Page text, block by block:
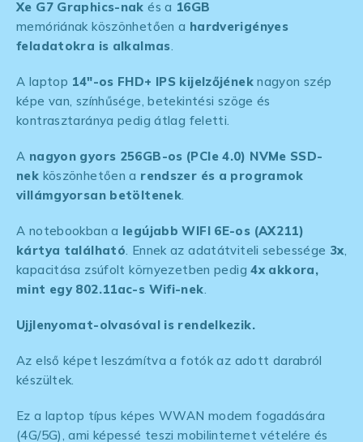
Xe G7 Graphics-nak és a 16GB
memóriának köszönhetően a hardverigényes
feladatokra is alkalmas.
A laptop 14″-os FHD+ IPS kijelzőjéneknagyon szép
képe van, színhűsége, betekintési szöge és
kontrasztaránya pedig átlag feletti.
A nagyon gyors 256GB-os (PCIe 4.0) NVMe SSD-
nek köszönhetően a rendszer és a programok
villámgyorsan betöltenek.
A notebookban a legújabb WIFI 6E-os (AX211)
kártya található. Ennek az adatátviteli sebessége 3x,
kapacitása zsúfolt környezetben pedig4x akkora,
mint egy 802.11ac-s Wifi-nek.
Ujjlenyomat-olvasóval is rendelkezik.
Az első képet leszámítva a fotók az adott darabról
készültek.
Ez a laptop típus képes WWAN modem fogadására
(4G/5G), ami képessé teszi mobilinternet vételére és